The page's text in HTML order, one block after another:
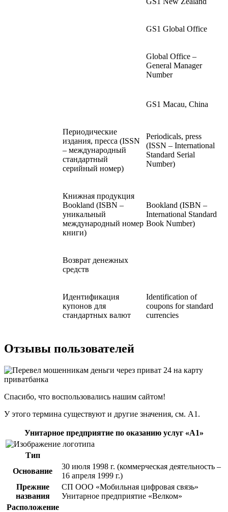
GS1 Global Office
Global Office –
General Manager
Number
GS1 Macau, China
Периодические
издания, пресса (ISSN
– международный
стандартный
серийный номер)
Periodicals, press
(ISSN – International
Standard Serial
Number)
Книжная продукция
Bookland (ISBN –
уникальный
международный номер
книги)
Bookland (ISBN –
International Standard
Book Number)
Возврат денежных
средств
Идентификация
купонов для
стандартных валют
Identification of
coupons for standard
currencies
Отзывы пользователей
Спасибо, что воспользовались нашим сайтом!
У этого термина существуют и другие значения, см. А1 .
Унитарное предприятие по оказанию услуг «А1»
Тип
Основание
30 июля 1998 г. (коммерческая деятельность –
16 апреля 1999 г.)
Прежние
названия
СП ООО «Мобильная цифровая связь»
Унитарное предприятие «Велком»
Расположение